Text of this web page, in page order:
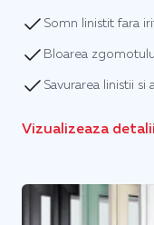
Somn linistit fara
Bloarea
Savurarea linistii si
Vizualizeaza detalii